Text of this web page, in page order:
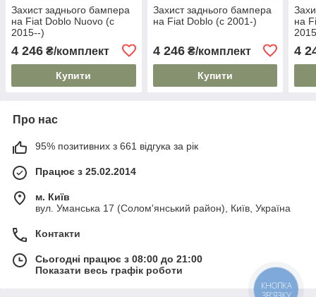
Захист заднього бампера
на Fiat Doblo Nuovo (c
2015--)
4 246 ₴/комплект
Купити
Захист заднього бампера
на Fiat Doblo (c 2001-)
4 246₴/комплект
Купити
на
4
Про нас
95% позитивних з 661 відгука за рік
Працює з 25.02.2014
м. Київ
вул. Уманська 17 (Солом'янський район), Київ, Україна
Контакти
Сьогодні працює з 08:00 до 21:00
Показати весь графік роботи
КНОПКА